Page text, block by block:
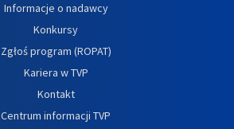
Informacje o nadawcy
Konkursy
Zgłoś program (ROPAT)
Kariera w TVP
Kontakt
Centrum informacji TVP